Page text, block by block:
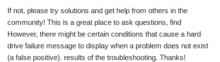
If not, please try solutions and get help from others in the
community! This is a great place to ask questions, find
However, there might be certain conditions that cause a hard
drive failure message to display when a problem does not exist
(a false positive). results of the troubleshooting. Thanks!